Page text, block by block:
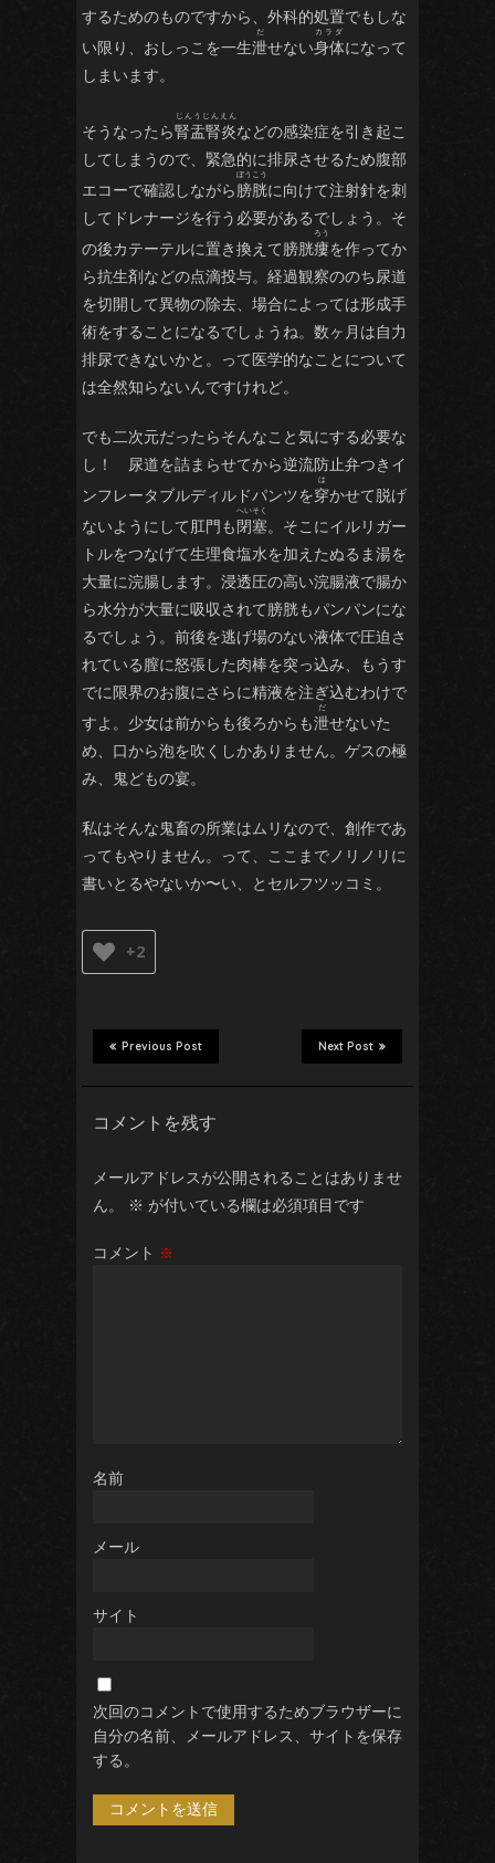
するためのものですから、外科的処置でもしな
い限り、おしっこを一生泄せない身体になって
しまいます。
そうなったら腎盂腎炎
じんうじんえん
などの感染症を引き起こ
してしまうので、緊急的に排尿させるため腹部
エコーで確認しながら膀胱に向けて注射針を刺
してドレナージを行う必要があるでしょう。そ
の後カテーテルに置き換えて膀胱瘻を作ってか
ら抗生剤などの点滴投与。経過観察ののち尿道
を切開して異物の除去、場合によっては形成手
術をすることになるでしょうね。数ヶ月は自力
排尿できないかと。って医学的なことについて
は全然知らないんですけれど。
でも二次元だったらそんなこと気にする必要な
し！ 尿道を詰まらせてから逆流防止弁つきイ
ンフレータブルディルドパンツを穿かせて脱げ
ないようにして肛門も閉塞。そこにイルリガー
トルをつなげて生理食塩水を加えたぬるま湯を
大量に浣腸します。浸透圧の高い浣腸液で腸か
ら水分が大量に吸収されて膀胱もパンパンにな
るでしょう。前後を逃げ場のない液体で圧迫さ
れている膣に怒張した肉棒を突っ込み、もうす
でに限界のお腹にさらに精液を注ぎ込むわけで
すよ。少女は前からも後ろからも泄せないた
め、口から泡を吹くしかありません。ゲスの極
み、鬼どもの宴。
私はそんな鬼畜の所業はムリなので、創作であ
ってもやりません。って、ここまでノリノリに
書いとるやないか〜い、とセルフツッコミ。
+2
Next Post
Previous Post
コメントを残す
メールアドレスが公開されることはありませ
ん。
※ が付いている欄は必須項目です
コメント ※
名前
メール
サイト
次回のコメントで使用するためブラウザーに
自分の名前、メールアドレス、サイトを保存
する。